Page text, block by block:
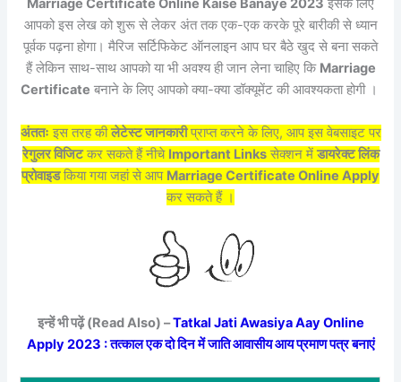
Marriage Certificate Online Kaise Banaye 2023 इसके लिए
आपको इस लेख को शुरू से लेकर अंत तक एक-एक करके पूरे बारीकी से ध्यान
पूर्वक पढ़ना होगा। मैरिज सर्टिफिकेट ऑनलाइन आप घर बैठे खुद से बना सकते
हैं लेकिन साथ-साथ आपको या भी अवश्य ही जान लेना चाहिए कि Marriage
Certificate बनाने के लिए आपको क्या-क्या डॉक्यूमेंट की आवश्यकता होगी ।
अंततः इस तरह कीलेटेस्ट जानकारीप्राप्त करने के लिए, आप इस वेबसाइट पर
रेगुलर विजिटकर सकते हैं नीचे Important Linksसेक्शन में डायरेक्ट लिंक
प्रोवाइडकिया गया जहां से आप Marriage Certificate Online Apply
कर सकते हैं ।
इन्हें भी पढ़ें (Read Also) –Tatkal Jati Awasiya Aay Online
Apply 2023 : तत्काल एक दो दिन में जाति आवासीय आय प्रमाण पत्र बनाएं